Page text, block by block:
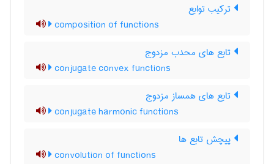
ترکیب توابع
composition of functions
تابع های محدب مزدوج
conjugate convex functions
تابع های همساز مزدوج
conjugate harmonic functions
پیچش تابع ها
convolution of functions